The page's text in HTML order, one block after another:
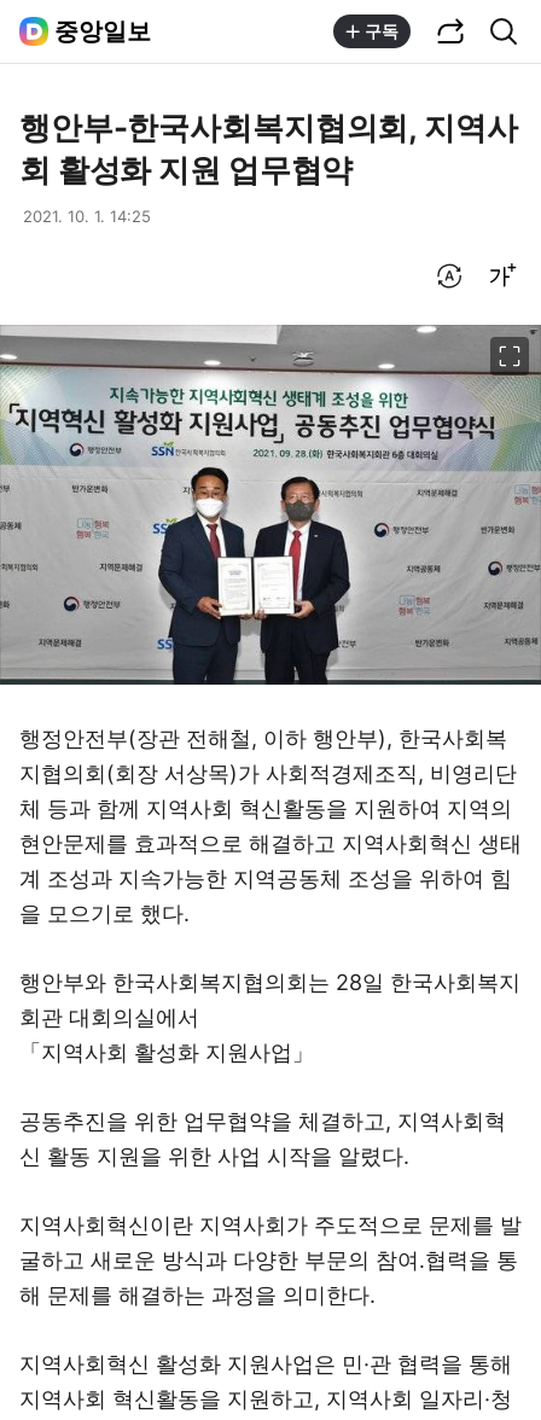
중앙일보 구독
행안부-한국사회복지협의회, 지역사
회 활성화 지원 업무협약
2021. 10. 1. 14:25
행정안전부(장관 전해철, 이하 행안부), 한국사회복
지협의회(회장 서상목)가 사회적경제조직, 비영리단
체 등과 함께 지역사회 혁신활동을 지원하여 지역의
현안문제를 효과적으로 해결하고 지역사회혁신 생태
계 조성과 지속가능한 지역공동체 조성을 위하여 힘
을 모으기로 했다.
행안부와 한국사회복지협의회는 28일 한국사회복지
회관 대회의실에서
「지역사회 활성화 지원사업」
공동추진을 위한 업무협약을 체결하고, 지역사회혁
신 활동 지원을 위한 사업 시작을 알렸다.
지역사회혁신이란 지역사회가 주도적으로 문제를 발
굴하고 새로운 방식과 다양한 부문의 참여․협력을 통
해 문제를 해결하는 과정을 의미한다.
지역사회혁신 활성화 지원사업은 민·관 협력을 통해
지역사회 혁신활동을 지원하고, 지역사회 일자리·청